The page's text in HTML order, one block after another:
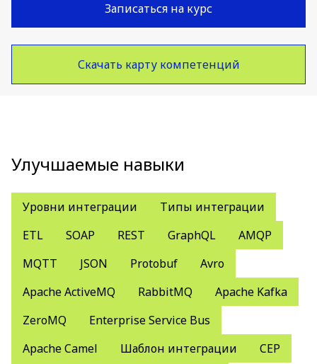
Записаться на курс
Скачать карту компетенций
Улучшаемые навыки
Уровни интеграции
Типы интеграции
ETL
SOAP REST GraphQL
AMQP
MQTT
JSON Protobuf
Avro
Apache ActiveMQ
RabbitMQ
Apache Kafka
ZeroMQ
Enterprise Service Bus
Apache Camel
Шаблон интеграции
CEP